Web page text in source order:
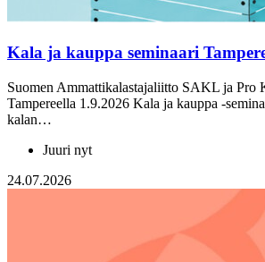
Kala ja kauppa seminaari
Suomen Ammattikalastajaliitto SAKL ja Pro
Tampereella 1.9.2026 Kala ja kauppa -
kalan…
Juuri nyt
24.07.2026